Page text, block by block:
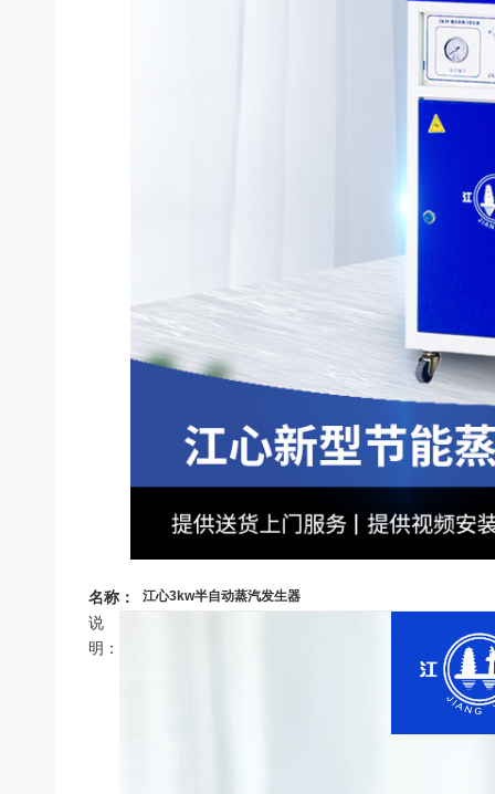
名称： 江心3kw半自动蒸汽发生器
说
明：